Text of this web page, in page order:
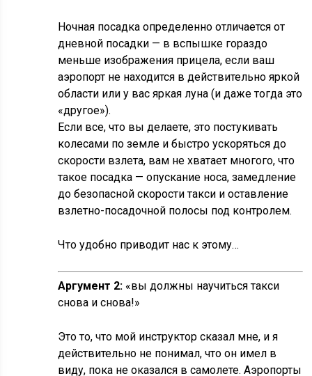
Ночная посадка определенно отличается от
дневной посадки — в вспышке гораздо
меньше изображения прицела, если ваш
аэропорт не находится в действительно яркой
области или у вас яркая луна (и даже тогда это
«другое»).
Если все, что вы делаете, это постукивать
колесами по земле и быстро ускоряться до
скорости взлета, вам не хватает многого, что
такое посадка — опускание носа, замедление
до безопасной скорости такси и оставление
взлетно-посадочной полосы под контролем.
Что удобно приводит нас к этому…
Аргумент 2: «вы должны научиться такси
снова и снова!»
Это то, что мой инструктор сказал мне, и я
действительно не понимал, что он имел в
виду, пока не оказался в самолете. Аэропорты